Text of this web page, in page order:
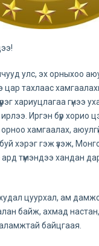
улс, эх орныхоо
цар тахлаас
хариуцлагаа гүнээ
Иргэн бүр хорио
хамгаалах,
буй хэрэг гэж үзэж,
түмэндээ хандан
цуурхал, ам
байж, ахмад
байцгаая.